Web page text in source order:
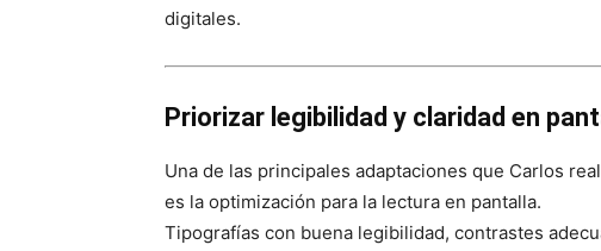
digitales.
Priorizar legibilidad y claridad en
Una de las principales adaptaciones que Carlos
es la optimización para la lectura en pantalla.
Tipografías con buena legibilidad, contrastes